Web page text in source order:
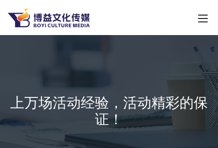
上万场活动经验，活动精彩的保
证！